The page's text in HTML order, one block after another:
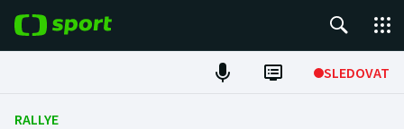
SLEDOVAT
Fotbal
RALLYE